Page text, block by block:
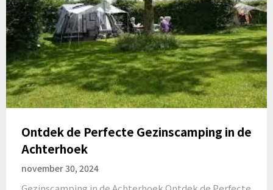
Ontdek de Perfecte Gezinscamping in de
Achterhoek
november 30, 2024